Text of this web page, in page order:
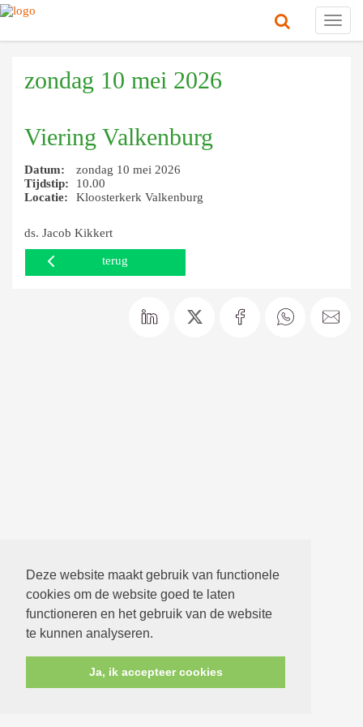
Deze website maakt gebruik van functionele
cookies om de website goed te laten
functioneren en het gebruik van de website
te kunnen analyseren.
Ja, ik accepteer cookies
zondag 10 mei 2026
Viering Valkenburg
Datum:
zondag 10 mei 2026
Tijdstip:
10.00
Locatie:
Kloosterkerk Valkenburg
ds. Jacob Kikkert
terug